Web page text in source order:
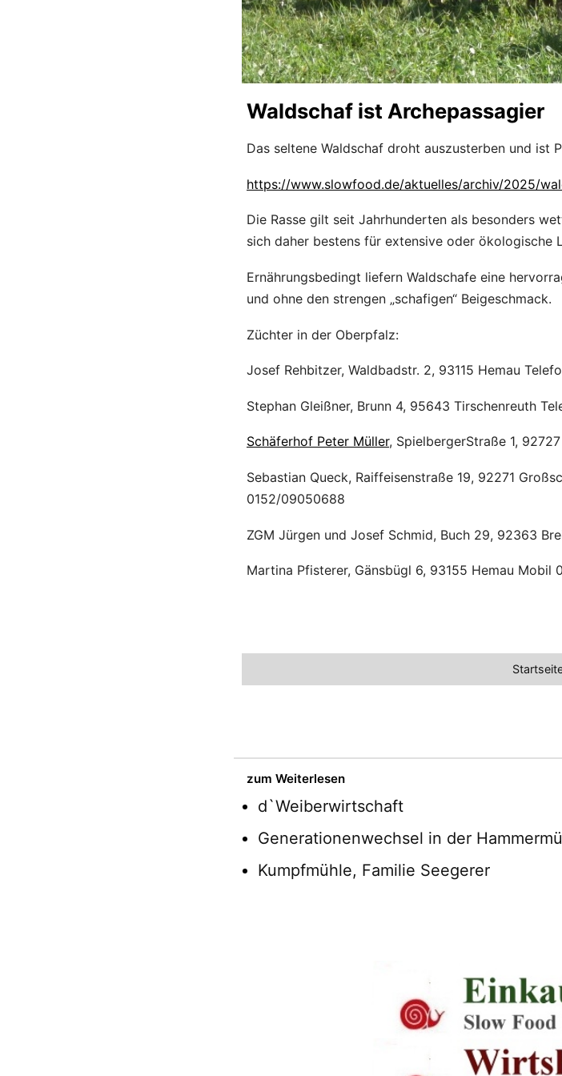
Waldschaf ist Archepassagier
Das seltene Waldschaf droht auszusterben und ist
https://www.slowfood.de/aktuelles/archiv/2025/
Die Rasse gilt seit Jahrhunderten als besonders
sich daher bestens für extensive oder
Ernährungsbedingt liefern Waldschafe eine
und ohne den strengen „schafigen“ Beigeschmack.
Züchter in der Oberpfalz:
Josef Rehbitzer, Waldbadstr. 2, 93115 Hemau
Stephan Gleißner, Brunn 4, 95643 Tirschenreuth
Schäferhof Peter Müller, SpielbergerStraße 1,
Sebastian Queck, Raiffeisenstraße 19, 92271
0152/09050688
ZGM Jürgen und Josef Schmid, Buch 29, 92363
Martina Pfisterer, Gänsbügl 6, 93155 Hemau Mobil
zum Weiterlesen
d`Weiberwirtschaft
Generationenwechsel in der
Kumpfmühle, Familie Seegerer